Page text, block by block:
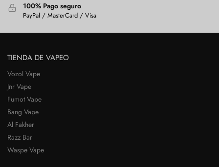
100% Pago seguro
PayPal / MasterCard / Visa
TIENDA DE VAPEO
Vozol Vape
Jnr Vape
Fumot Vape
Bang Vape
Al Fakher
Razz Bar
Waspe Vape